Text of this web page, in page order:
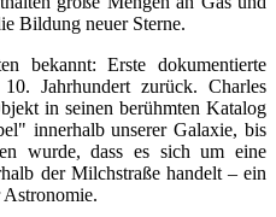
Bildung neuer Sterne.
bekannt: Erste dokumentierte
Jahrhundert zurück. Charles
in seinen berühmten Katalog
innerhalb unserer Galaxie, bis
wurde, dass es sich um eine
der Milchstraße handelt – ein